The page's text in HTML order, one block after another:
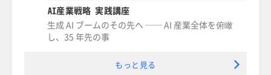
AI産業戦略 実践講座
生成 AI ブームのその先へ ── AI 産業全体を俯瞰
し、35 年先の事
もっと見る